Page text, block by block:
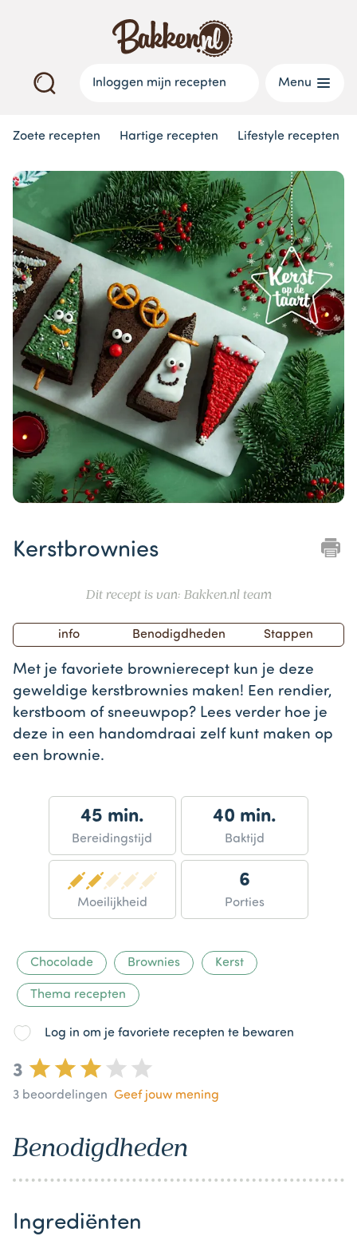
Inloggen mijn recepten Menu
Zoete recepten Hartige recepten Lifestyle recepten
Kerstbrownies
Dit recept is van: Bakken.nl team
of
info Benodigdheden Stappen
Met je favoriete brownierecept kun je deze
geweldige kerstbrownies maken! Een rendier,
kerstboom of sneeuwpop? Lees verder hoe je
deze in een handomdraai zelf kunt maken op
een brownie.
45 min.
Bereidingstijd
40 min.
Baktijd
Moeilijkheid
6
Porties
Chocolade Brownies Kerst
Thema recepten
Log in om je favoriete recepten te bewaren
3
3 beoordelingen Geef jouw mening
Benodigdheden
Ingrediënten